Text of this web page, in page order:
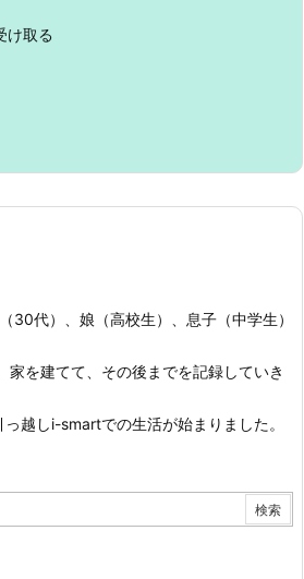
け取る
30代）、娘（高校生）、息子（中学生）
家を建てて、その後までを記録していき
越しi-smartでの生活が始まりました。